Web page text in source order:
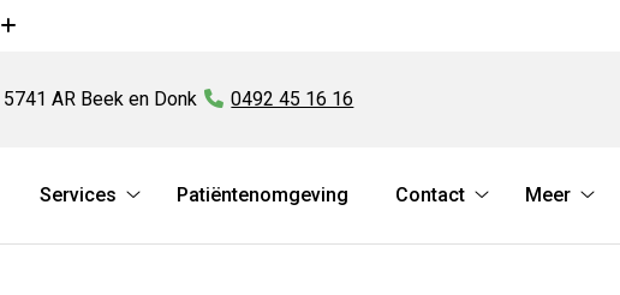
Tekst
10%
5741 AR Beek en Donk Tel:
0492 45 16 16
Services
submenu
Patiëntenomgeving
Contact
submenu
Meer